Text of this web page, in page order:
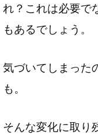
れ？これは必要で
もあるでしょう。
気づいてしまった
も。
そんな変化に取り